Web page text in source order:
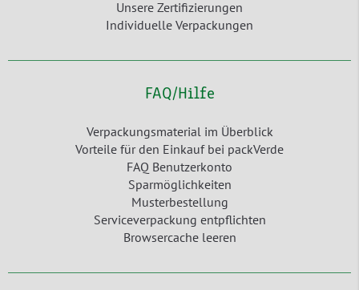
Unsere Zertifizierungen
Individuelle Verpackungen
FAQ/Hilfe
Verpackungsmaterial im Überblick
Vorteile für den Einkauf bei packVerde
FAQ Benutzerkonto
Sparmöglichkeiten
Musterbestellung
Serviceverpackung entpflichten
Browsercache leeren